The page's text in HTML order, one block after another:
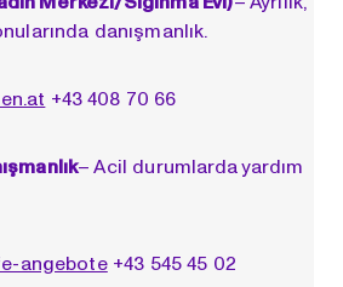
danışmanlık.
+43 408 70 66
– Acil durumlarda yardım
angebote+43 545 45 02